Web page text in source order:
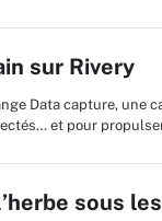
sur Rivery
Data capture, une
et pour propulser
sous